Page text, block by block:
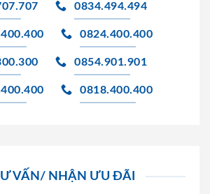
0834.494.494
0824.400.400
0854.901.901
0818.400.400
VẤN/ NHẬN ƯU ĐÃI